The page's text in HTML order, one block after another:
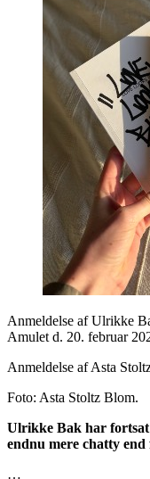
Anmeldelse af Ulrikke
Amulet d. 20. februar
Anmeldelse af Asta
Foto: Asta Stoltz Blom.
Ulrikke Bak har
endnu mere chatty
…